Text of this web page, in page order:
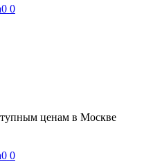
0 0
ценам в Москве
0 0